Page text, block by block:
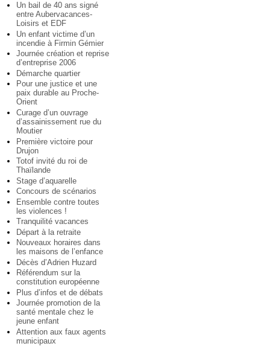
Un bail de 40 ans signé
entre Aubervacances-
Loisirs et EDF
Un enfant victime d’un
incendie à Firmin Gémier
Journée création et reprise
d’entreprise 2006
Démarche quartier
Pour une justice et une
paix durable au Proche-
Orient
Curage d’un ouvrage
d’assainissement rue du
Moutier
Première victoire pour
Drujon
Totof invité du roi de
Thaïlande
Stage d’aquarelle
Concours de scénarios
Ensemble contre toutes
les violences !
Tranquilité vacances
Départ à la retraite
Nouveaux horaires dans
les maisons de l’enfance
Décès d’Adrien Huzard
Référendum sur la
constitution européenne
Plus d’infos et de débats
Journée promotion de la
santé mentale chez le
jeune enfant
Attention aux faux agents
municipaux